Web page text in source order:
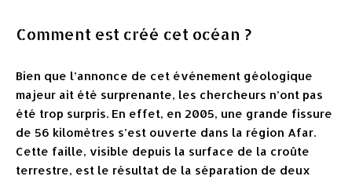
Comment est créé cet océan ?
Bien que l’annonce de cet événement géologique
majeur ait été surprenante, les chercheurs n’ont pas
été trop surpris. En effet, en 2005, une grande fissure
de 56 kilomètres s’est ouverte dans la région Afar.
Cette faille, visible depuis la surface de la croûte
terrestre, est le résultat de la séparation de deux